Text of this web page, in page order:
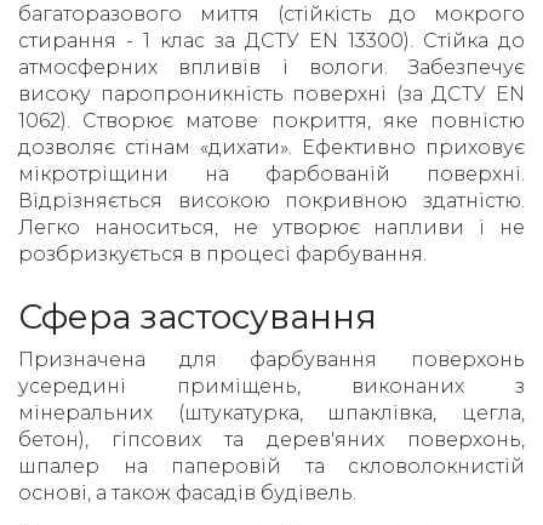
багаторазового миття (стійкість до мокрого
стирання - 1 клас за ДСТУ EN 13300). Стійка до
атмосферних впливів і вологи. Забезпечує
високу паропроникність поверхні (за ДСТУ EN
1062). Створює матове покриття, яке повністю
дозволяє стінам «дихати». Ефективно приховує
мікротріщини на фарбованій поверхні.
Відрізняється високою покривною здатністю.
Легко наноситься, не утворює напливи і не
розбризкується в процесі фарбування.
Сфера застосування
Призначена для фарбування поверхонь
усередині приміщень, виконаних з
мінеральних (штукатурка, шпаклівка, цегла,
бетон), гіпсових та дерев'яних поверхонь,
шпалер на паперовій та скловолокнистій
основі, а також фасадів будівель.